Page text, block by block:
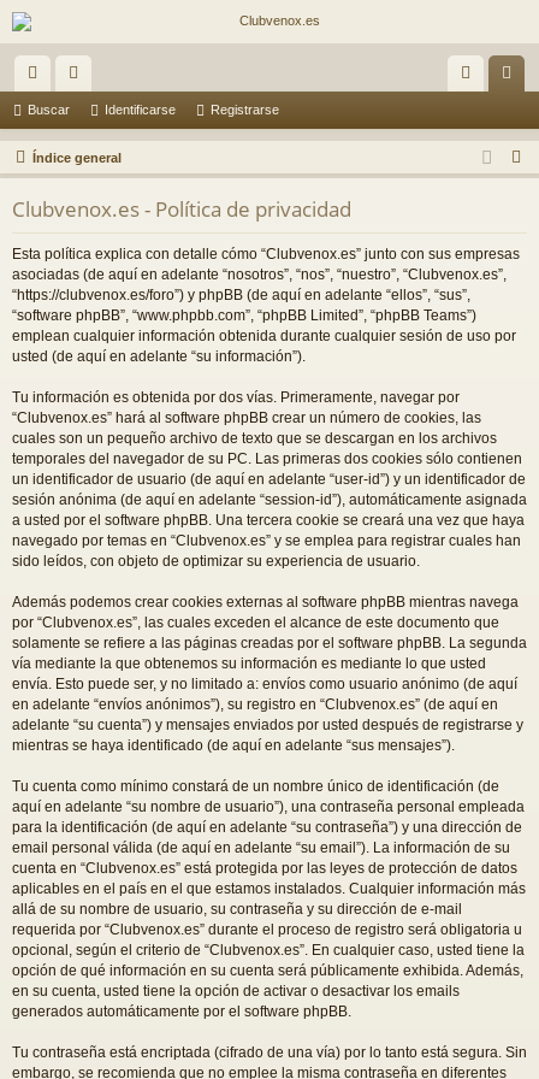
nl
ac
es
rá
pi
do
or
os nti
fic
se
ist
ra
e
Buscar Identificarse Registrarse
Índice general
u
Clubvenox.es - Política de privacidad
Esta política explica con detalle cómo “Clubvenox.es” junto con sus empresas
asociadas (de aquí en adelante “nosotros”, “nos”, “nuestro”, “Clubvenox.es”,
“https://clubvenox.es/foro”) y phpBB (de aquí en adelante “ellos”, “sus”,
“software phpBB”, “www.phpbb.com”, “phpBB Limited”, “phpBB Teams”)
emplean cualquier información obtenida durante cualquier sesión de uso por
usted (de aquí en adelante “su información”).
Tu información es obtenida por dos vías. Primeramente, navegar por
“Clubvenox.es” hará al software phpBB crear un número de cookies, las
cuales son un pequeño archivo de texto que se descargan en los archivos
temporales del navegador de su PC. Las primeras dos cookies sólo contienen
un identificador de usuario (de aquí en adelante “user-id”) y un identificador de
sesión anónima (de aquí en adelante “session-id”), automáticamente asignada
a usted por el software phpBB. Una tercera cookie se creará una vez que haya
navegado por temas en “Clubvenox.es” y se emplea para registrar cuales han
sido leídos, con objeto de optimizar su experiencia de usuario.
Además podemos crear cookies externas al software phpBB mientras navega
por “Clubvenox.es”, las cuales exceden el alcance de este documento que
solamente se refiere a las páginas creadas por el software phpBB. La segunda
vía mediante la que obtenemos su información es mediante lo que usted
envía. Esto puede ser, y no limitado a: envíos como usuario anónimo (de aquí
en adelante “envíos anónimos”), su registro en “Clubvenox.es” (de aquí en
adelante “su cuenta”) y mensajes enviados por usted después de registrarse y
mientras se haya identificado (de aquí en adelante “sus mensajes”).
Tu cuenta como mínimo constará de un nombre único de identificación (de
aquí en adelante “su nombre de usuario”), una contraseña personal empleada
para la identificación (de aquí en adelante “su contraseña”) y una dirección de
email personal válida (de aquí en adelante “su email”). La información de su
cuenta en “Clubvenox.es” está protegida por las leyes de protección de datos
aplicables en el país en el que estamos instalados. Cualquier información más
allá de su nombre de usuario, su contraseña y su dirección de e-mail
requerida por “Clubvenox.es” durante el proceso de registro será obligatoria u
opcional, según el criterio de “Clubvenox.es”. En cualquier caso, usted tiene la
opción de qué información en su cuenta será públicamente exhibida. Además,
en su cuenta, usted tiene la opción de activar o desactivar los emails
generados automáticamente por el software phpBB.
Tu contraseña está encriptada (cifrado de una vía) por lo tanto está segura. Sin
embargo, se recomienda que no emplee la misma contraseña en diferentes